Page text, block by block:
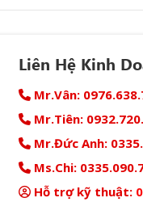
Liên Hệ Kinh
Mr.Vân:
Mr.Tiên:
Mr.Đức Anh:
Ms.Chi:
Hỗ trợ kỹ thuật: